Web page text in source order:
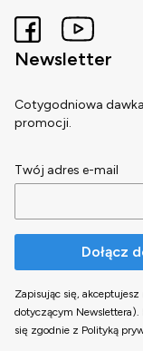
Newsletter
Cotygodniowa
promocji.
Twój adres e-mail
Dołącz
Zapisując się,
dotyczącym Newslettera).
się zgodnie z Polityką